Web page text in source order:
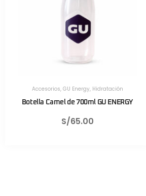
Lentes Deportivos, Optic Nerve
Lentes Optic Nerve Fixie Rush Negro Mate
S/430.00